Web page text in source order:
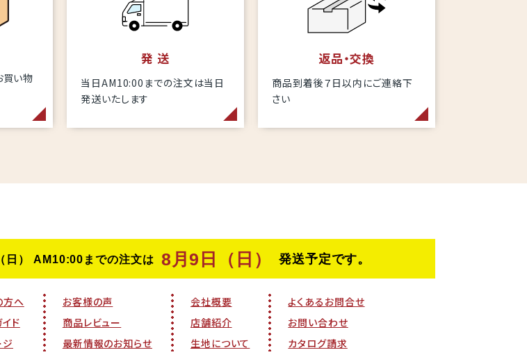
い物
発 送
当日AM10:00までの注文は当日
発送いたします
返品・交換
商品到着後７日以内にご連絡下
さい
方へ
ド
ジ
お客様の声
商品レビュー
最新情報のお知らせ
会社概要
店舗紹介
生地について
よくあるお問合せ
お問い合わせ
カタログ請求